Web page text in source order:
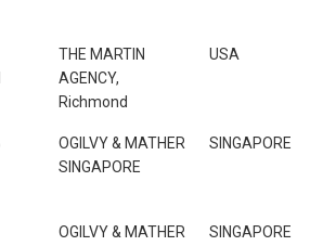
THE MARTIN
AGENCY,
Richmond
USA
OGILVY & MATHER
SINGAPORE
SINGAPORE
OGILVY & MATHER
SINGAPORE